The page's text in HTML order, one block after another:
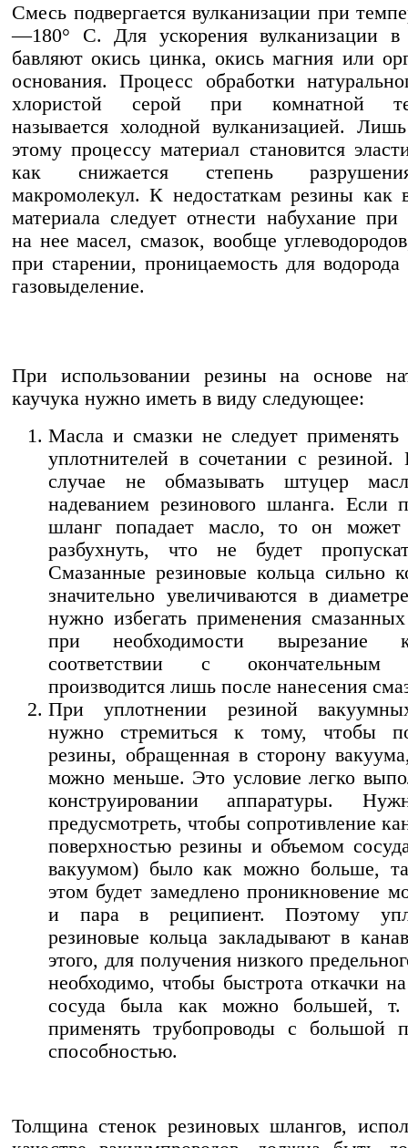
Смесь подвергается вулканизации при
—180° С. Для ускорения вулканизации
бавляют окись цинка, окись магния или
основания. Процесс обработки
хлористой серой при комнатной
называется холодной вулканизацией. Лишь
этому процес­су материал становится
как снижается степень
макромолекул. К недостаткам резины как
материала следует отнести на­бухание при
на нее масел, смазок, вообще
при старении, проницаемость для
газовыделение.
При использовании резины на основе
каучука нужно иметь в виду следующее:
Масла и смазки не следует применять
уплотнителей в сочетании с
случае не обмазывать штуцер
надеванием резиново­го шланга. Если
шланг попадает масло, то он может
разбухнуть, что не будет
Смазанные резиновые кольца сильно
значительно увеличиваются в
нуж­но избегать применения
при необ­ходимости вырезание
соответствии с оконча­тельным
производится лишь после нанесения
При уплотнении резиной
нужно стремиться к тому, чтобы
резины, обращен­ная в сторону
можно меньше. Это условие легко
конструировании аппара­туры.
предусмотреть, чтобы сопротивление
поверхностью резины и объемом
вакуумом) было как можно больше,
этом будет замедлено проникновение
и пара в реципиент. Поэтому
резиновые кольца закладывают в
этого, для полу­чения низкого
необходимо, чтобы быстрота откачки
сосуда была как можно большей,
применять трубопроводы с боль­шой
способностью.
Толщина стенок резиновых шлангов,